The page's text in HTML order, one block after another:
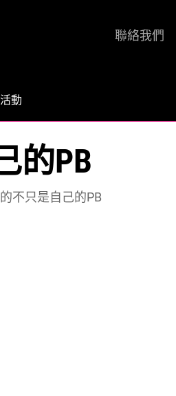
活動
聯絡我們
的PB
不只是自己的PB